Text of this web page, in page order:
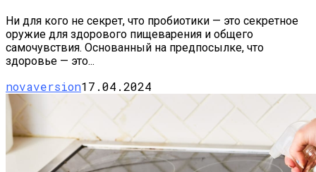
Ни для кого не секрет, что пробиотики — это секретное
оружие для здорового пищеварения и общего
самочувствия. Основанный на предпосылке, что
здоровье — это...
novaversion17.04.2024